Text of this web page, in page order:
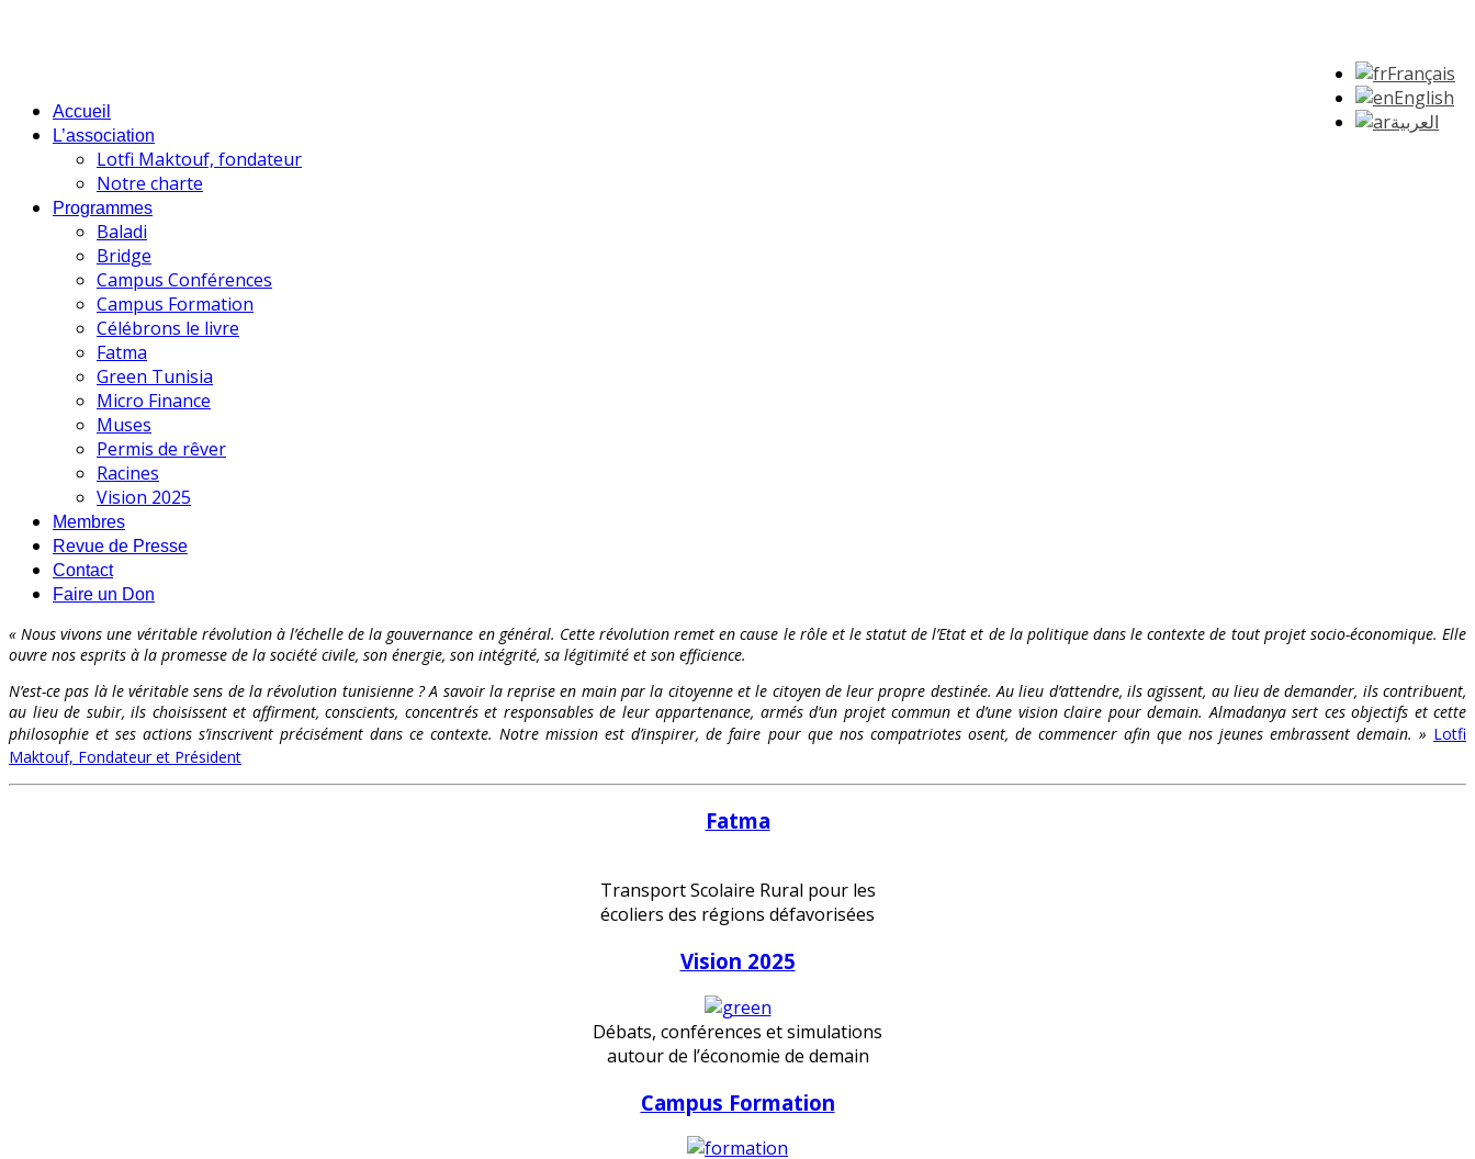
Français
English
العربية
Accueil
L’association
Lotfi Maktouf, fondateur
Notre charte
Programmes
Baladi
Bridge
Campus Conférences
Campus Formation
Célébrons le livre
Fatma
Green Tunisia
Micro Finance
Muses
Permis de rêver
Racines
Vision 2025
Membres
Revue de Presse
Contact
Faire un Don
« Nous vivons une véritable révolution à l’échelle de la gouvernance en général. Cette révolution remet en cause le rôle et le statut de l’Etat et de la politique dans le contexte de tout projet socio-économique. Elle
ouvre nos esprits à la promesse de la société civile, son énergie, son intégrité, sa légitimité et son efficience.
N’est-ce pas là le véritable sens de la révolution tunisienne ? A savoir la reprise en main par la citoyenne et le citoyen de leur propre destinée. Au lieu d’attendre, ils agissent, au lieu de demander, ils contribuent,
au lieu de subir, ils choisissent et affirment, conscients, concentrés et responsables de leur appartenance, armés d’un projet commun et d’une vision claire pour demain. Almadanya sert ces objectifs et cette
philosophie et ses actions s’inscrivent précisément dans ce contexte. Notre mission est d’inspirer, de faire pour que nos compatriotes osent, de commencer afin que nos jeunes embrassent demain. » Lotfi
Maktouf, Fondateur et Président
Fatma
Transport Scolaire Rural pour les
écoliers des régions défavorisées
Vision 2025
Débats, conférences et simulations
autour de l’économie de demain
Campus Formation